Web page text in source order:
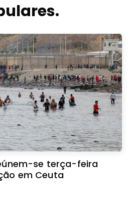
se terça-feira
em Ceuta